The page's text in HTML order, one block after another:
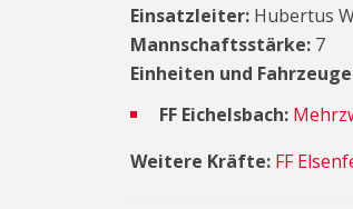
Einsatzleiter: Hubertus
Mannschaftsstärke: 7
Einheiten und
FF Eichelsbach:
Weitere Kräfte: FF